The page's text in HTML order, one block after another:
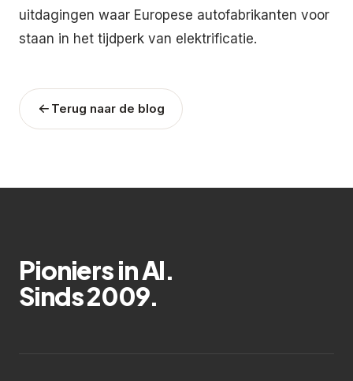
uitdagingen waar Europese autofabrikanten voor
staan in het tijdperk van elektrificatie.
Terug naar de blog
Pioniers in AI.
Sinds 2009.